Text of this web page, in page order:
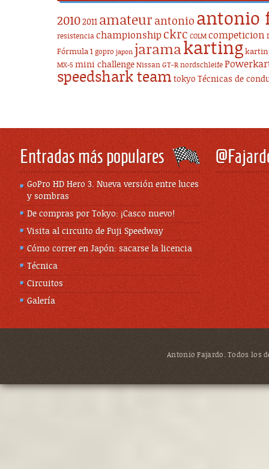
20102011 amateur antonio antonio
resistencia championship ckrc COLM competicion
Fórmula 1 gopro japon jaramakarting
MX-5 mini challenge Nissan GT-R nordschleife
speedshark team tokyo Técnicas de
Entradas más populares
GoPro HD Hero 3. Nueva versión entre luces
y sombras
De compras por Tokyo: ¡Casco nuevo!
Visita al circuito de Fuji Speedway
Cómo correr en Japón: sacarse la licencia
Técnica
Circuitos
Galería
Antonio Fajardo. Todos los